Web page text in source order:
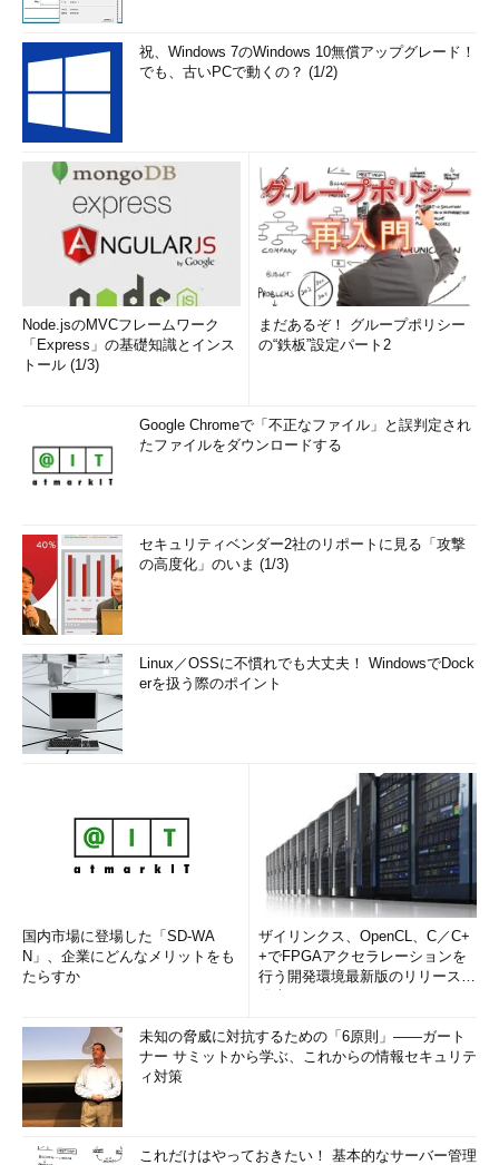
祝、Windows 7のWindows 10無償アップグレード！
でも、古いPCで動くの？ (1/2)
Node.jsのMVCフレームワーク
「Express」の基礎知識とインス
トール (1/3)
まだあるぞ！ グループポリシー
の“鉄板”設定パート2
Google Chromeで「不正なファイル」と誤判定され
たファイルをダウンロードする
セキュリティベンダー2社のリポートに見る「攻撃
の高度化」のいま (1/3)
Linux／OSSに不慣れでも大丈夫！ WindowsでDock
erを扱う際のポイント
国内市場に登場した「SD-WA
N」、企業にどんなメリットをも
たらすか
ザイリンクス、OpenCL、C／C+
+でFPGAアクセラレーションを
行う開発環境最新版のリリースを
未知の脅威に対抗するための「6原則」――ガート
ナー サミットから学ぶ、これからの情報セキュリテ
ィ対策
これだけはやっておきたい！ 基本的なサーバー管理